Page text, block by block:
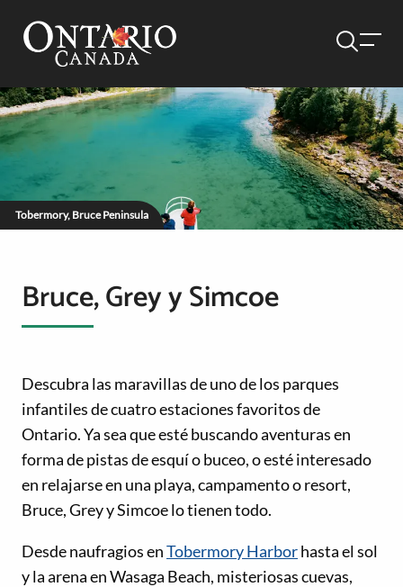
Tobermory, Bruce Peninsula
Bruce, Grey y Simcoe
Descubra las maravillas de uno de los parques
infantiles de cuatro estaciones favoritos de
Ontario. Ya sea que esté buscando aventuras en
forma de pistas de esquí o buceo, o esté interesado
en relajarse en una playa, campamento o resort,
Bruce, Grey y Simcoe lo tienen todo.
Desde naufragios enTobermory Harborhasta el sol
y la arena en Wasaga Beach, misteriosas cuevas,